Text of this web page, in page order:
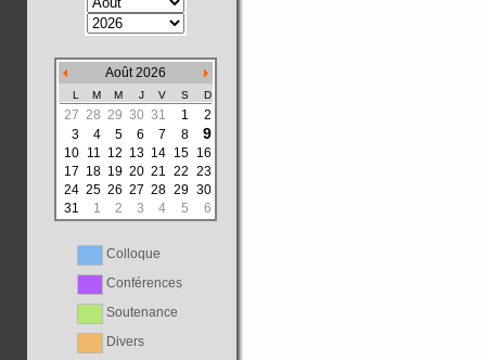
Août 2026
L M M J V S D
27 28 29 30 31 1
2
3
4 5 6 7 8 9
10 11 12 13 14 15 16
17 18 19 20 21 22 23
24 25 26 27 28 29 30
31
1 2 3 4 5 6
Colloque
Conférences
Soutenance
Divers